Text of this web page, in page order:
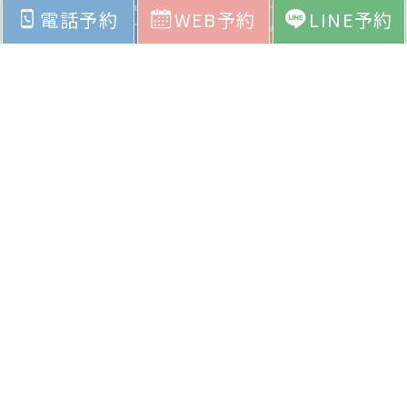
クリアクリニックへ
電話で予約
ネイル・アイラッシュ・
エステをWEBで予約
電話予約 WEB予約 LINE予約